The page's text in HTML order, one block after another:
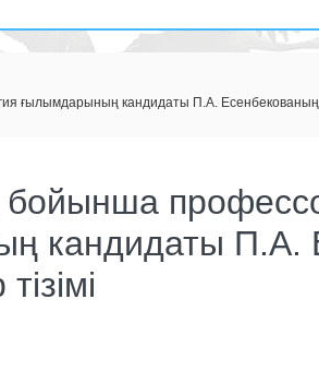
ғылымдарының кандидаты П.А. Есенбекованың
кандидаты П.А.